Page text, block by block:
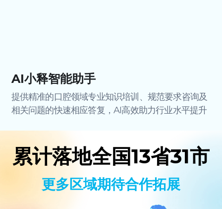
AI小释智能助手
提供精准的口腔领域专业知识培训、规范要求咨询及
相关问题的快速相应答复，AI高效助力行业水平提升
累计落地全国13省31市
更多区域期待合作拓展